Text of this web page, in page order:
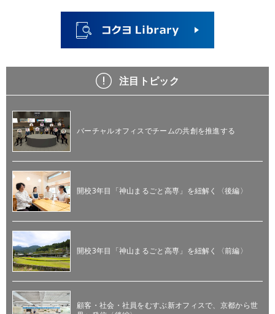
注目トピック
バーチャルオフィスでチームの共創を推進する
開校3年目「神山まるごと高専」を紐解く〈後編〉
開校3年目「神山まるごと高専」を紐解く〈前編〉
顧客・社会・社員をむすぶ新オフィスで、京都から世